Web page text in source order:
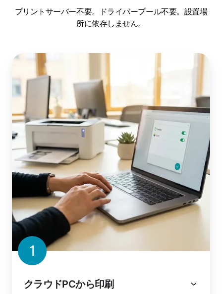
プリントサーバー不要。ドライバープール不要。設置場
所に依存しません。
1
クラウドPCから印刷